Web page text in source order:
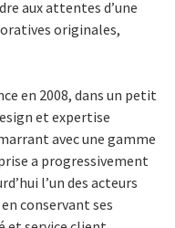
aux attentes d’une
originales,
en 2008, dans un petit
et expertise
avec une gamme
a progressivement
l’un des acteurs
conservant ses